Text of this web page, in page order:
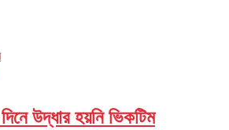
উদ্ধার হয়নি ভিকটিম